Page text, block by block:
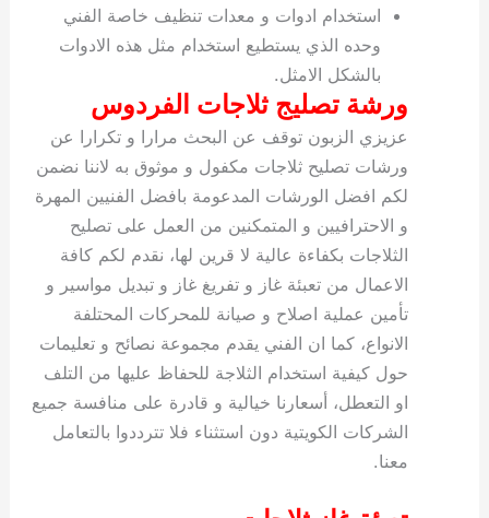
استخدام ادوات و معدات تنظيف خاصة الفني
وحده الذي يستطيع استخدام مثل هذه الادوات
بالشكل الامثل.
ورشة تصليج ثلاجات الفردوس
عزيزي الزبون توقف عن البحث مرارا و تكرارا عن
ورشات تصليح ثلاجات مكفول و موثوق به لاننا نضمن
لكم افضل الورشات المدعومة بافضل الفنيين المهرة
و الاحترافيين و المتمكنين من العمل على تصليح
الثلاجات بكفاءة عالية لا قرين لها، نقدم لكم كافة
الاعمال من تعبئة غاز و تفريغ غاز و تبديل مواسير و
تأمين عملية اصلاح و صيانة للمحركات المحتلفة
الانواع، كما ان الفني يقدم مجموعة نصائح و تعليمات
حول كيفية استخدام الثلاجة للحفاظ عليها من التلف
او التعطل، أسعارنا خيالية و قادرة على منافسة جميع
الشركات الكويتية دون استثناء فلا تترددوا بالتعامل
معنا.